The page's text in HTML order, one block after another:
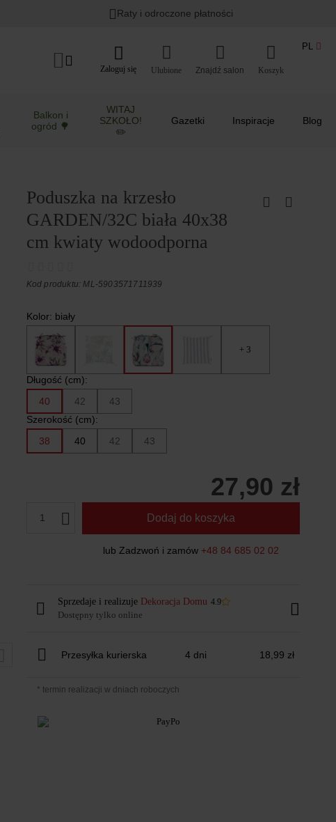
Raty i odroczone płatności
Zaloguj się Ulubione Koszyk
PL
Balkon i
ogród 🌳
WITAJ
SZKOŁO!
✏️
Gazetki Inspiracje Blog
Poduszka na krzesło
GARDEN/32C biała 40x38
cm kwiaty wodoodporna
Kod produktu: ML-5903571711939
Kolor: biały
+ 3
Długość (cm):
40
42
43
Szerokość (cm):
38
40 42 43
27,90 zł
1 Dodaj do koszyka
lub Zadzwoń i zamów +48 84 685 02 02
Sprzedaje i realizuje Dekoracja Domu 4.9
Dostępny tylko online
Przesyłka kurierska 4 dni 18,99 zł
* termin realizacji w dniach roboczych